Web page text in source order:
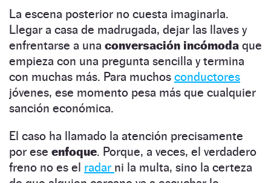
La escena posterior no cuesta imaginarla.
Llegar a casa de madrugada, dejar las llaves y
enfrentarse a una conversación incómoda que
empieza con una pregunta sencilla y termina
con muchas más. Para muchos conductores
jóvenes, ese momento pesa más que cualquier
sanción económica.
El caso ha llamado la atención precisamente
por ese enfoque. Porque, a veces, el verdadero
freno no es el radar ni la multa, sino la certeza